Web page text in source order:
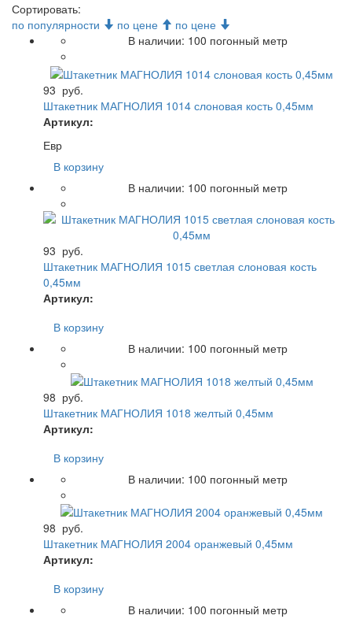
Сортировать:
по популярности
по цене
по цене
В наличии: 100 погонный метр
93 руб.
Штакетник МАГНОЛИЯ 1014 слоновая кость 0,45мм
Артикул:
Евр
В корзину
В наличии: 100 погонный метр
93 руб.
Штакетник МАГНОЛИЯ 1015 светлая слоновая кость
0,45мм
Артикул:
В корзину
В наличии: 100 погонный метр
98 руб.
Штакетник МАГНОЛИЯ 1018 желтый 0,45мм
Артикул:
В корзину
В наличии: 100 погонный метр
98 руб.
Штакетник МАГНОЛИЯ 2004 оранжевый 0,45мм
Артикул:
В корзину
В наличии: 100 погонный метр